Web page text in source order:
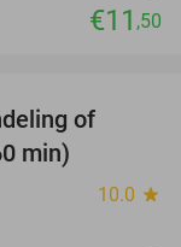
€11 ,50
of
min)
10.0 star